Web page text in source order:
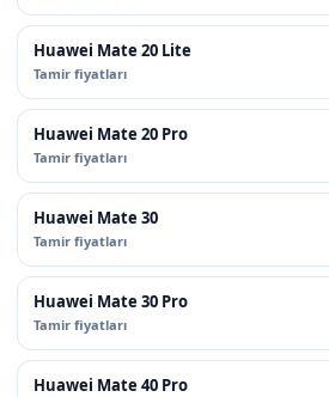
Huawei Mate 20 Lite
Tamir fiyatları
Huawei Mate 20 Pro
Tamir fiyatları
Huawei Mate 30
Tamir fiyatları
Huawei Mate 30 Pro
Tamir fiyatları
Huawei Mate 40 Pro